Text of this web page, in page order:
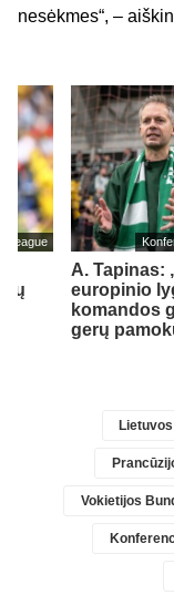
nesėkmes“, –
League
A. Tapinas:
europinio
komandos
gerų
Lietuvos
Vokietijos